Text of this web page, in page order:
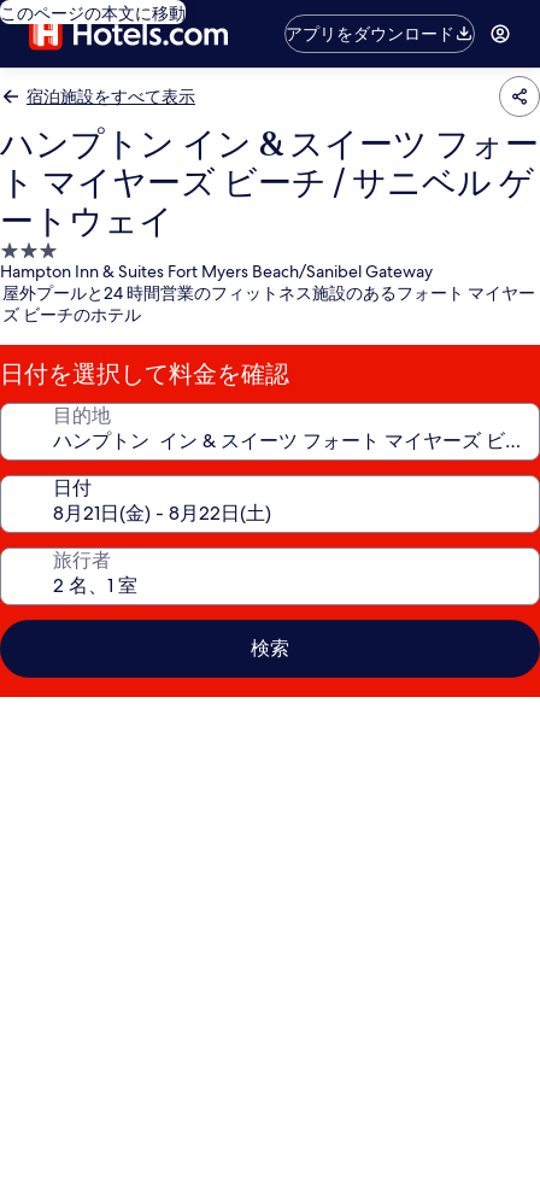
このページの本文に移動
アプリをダウンロード
宿泊施設をすべて表示
ハンプトン イン & スイーツ フォー
ト マイヤーズ ビーチ / サニベル ゲ
ートウェイ
3.0
つ
星
泊
施
設
Hampton Inn & Suites Fort Myers Beach/Sanibel Gateway
屋外プールと24 時間営業のフィットネス施設のあるフォート マイヤー
ズ ビーチのホテル
日付を選択して料金を確認
目的地
日付
旅行者
検索